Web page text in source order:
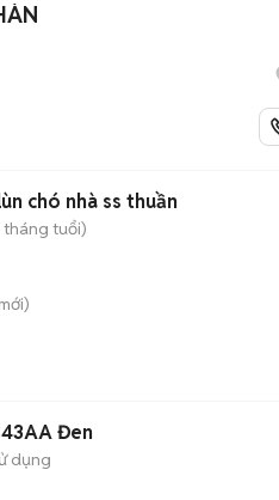
chó nhà ss thuần
tháng tuổi)
mới)
Đen
dụng